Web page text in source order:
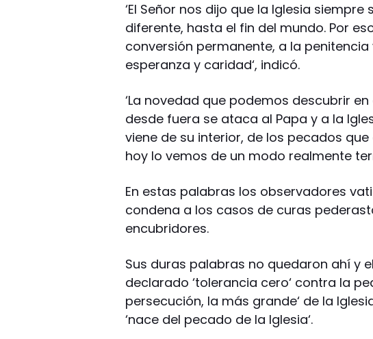
‘El Señor nos dijo que la Iglesia
diferente, hasta el fin del mundo. Por
conversión permanente, a la
esperanza y caridad‘, indicó.
‘La novedad que podemos descubrir
desde fuera se ataca al Papa y a la
viene de su interior, de los pecados
hoy lo vemos de un modo realmente
En estas palabras los observadores
condena a los casos de curas
encubridores.
Sus duras palabras no quedaron ahí y
declarado ‘tolerancia cero‘ contra la
persecución, la más grande‘ de la
‘nace del pecado de la Iglesia‘.